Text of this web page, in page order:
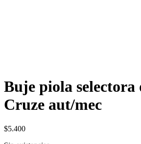
Buje piola selectora
Cruze aut/mec
$5.400